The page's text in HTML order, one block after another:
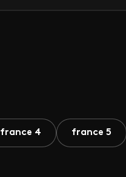
france 4 france 5